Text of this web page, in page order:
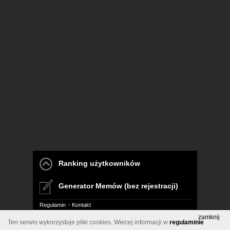
Ranking użytkowników
Generator Memów (bez rejestracji)
Regulamin Kontakt
Pelna wersja
zamknij
Ten serwis wykorzystuje pliki cookies. Wiecej informacji w regulaminie